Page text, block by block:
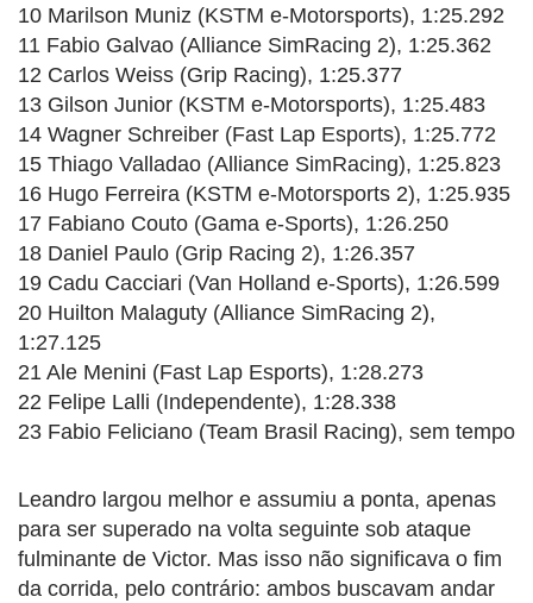
10 Marilson Muniz (KSTM e-Motorsports), 1:25.292
11 Fabio Galvao (Alliance SimRacing 2), 1:25.362
12 Carlos Weiss (Grip Racing), 1:25.377
13 Gilson Junior (KSTM e-Motorsports), 1:25.483
14 Wagner Schreiber (Fast Lap Esports), 1:25.772
15 Thiago Valladao (Alliance SimRacing), 1:25.823
16 Hugo Ferreira (KSTM e-Motorsports 2), 1:25.935
17 Fabiano Couto (Gama e-Sports), 1:26.250
18 Daniel Paulo (Grip Racing 2), 1:26.357
19 Cadu Cacciari (Van Holland e-Sports), 1:26.599
20 Huilton Malaguty (Alliance SimRacing 2),
1:27.125
21 Ale Menini (Fast Lap Esports), 1:28.273
22 Felipe Lalli (Independente), 1:28.338
23 Fabio Feliciano (Team Brasil Racing), sem tempo
Leandro largou melhor e assumiu a ponta, apenas
para ser superado na volta seguinte sob ataque
fulminante de Victor. Mas isso não significava o fim
da corrida, pelo contrário: ambos buscavam andar